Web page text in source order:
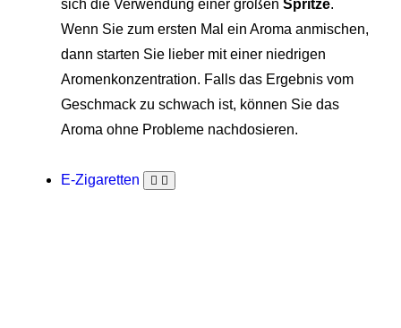
sich die Verwendung einer großen Spritze.
Wenn Sie zum ersten Mal ein Aroma anmischen,
dann starten Sie lieber mit einer niedrigen
Aromenkonzentration. Falls das Ergebnis vom
Geschmack zu schwach ist, können Sie das
Aroma ohne Probleme nachdosieren.
E-Zigaretten